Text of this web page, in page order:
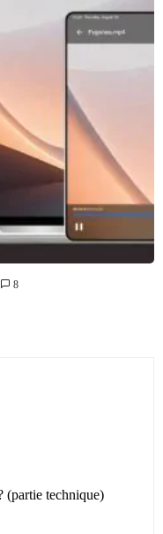
8
(partie technique)